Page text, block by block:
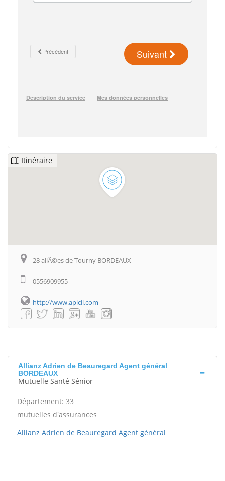
Itinéraire
28 allÃ©es de Tourny BORDEAUX
0556909955
http://www.apicil.com
Allianz Adrien de Beauregard Agent général
BORDEAUX
Mutuelle Santé Sénior
Département: 33
mutuelles d'assurances
Allianz Adrien de Beauregard Agent général